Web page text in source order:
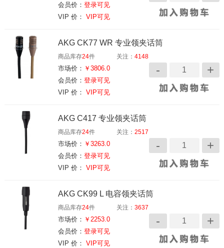
会员价：登录可见
VIP 价： VIP可见
AKG CK77 WR 专业领夹话筒
商品库存24件 关注：4148
市场价： ￥3806.0
会员价：登录可见
VIP 价： VIP可见
AKG C417 专业领夹话筒
商品库存24件 关注：2517
市场价： ￥3263.0
会员价：登录可见
VIP 价： VIP可见
AKG CK99 L 电容领夹话筒
商品库存24件 关注：3637
市场价： ￥2253.0
会员价：登录可见
VIP 价： VIP可见